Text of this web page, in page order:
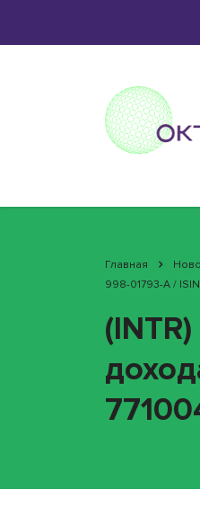
Главная
998-01793-A /